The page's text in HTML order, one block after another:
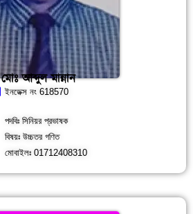
মোঃ আব্দুল মান্নান
ইনডেক্স নং 618570
পদবিঃ সিনিয়র প্রভাষক
বিষয়ঃ উচ্চতর গণিত
মোবাইলঃ 01712408310